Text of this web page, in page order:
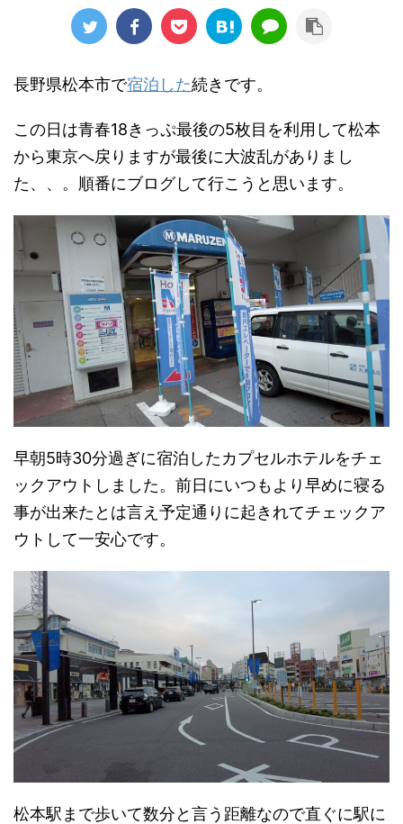
長野県松本市で宿泊した続きです。
この日は青春18きっぷ最後の5枚目を利用して松本
から東京へ戻りますが最後に大波乱がありまし
た、、。順番にブログして行こうと思います。
早朝5時30分過ぎに宿泊したカプセルホテルをチェ
ックアウトしました。前日にいつもより早めに寝る
事が出来たとは言え予定通りに起きれてチェックア
ウトして一安心です。
松本駅まで歩いて数分と言う距離なので直ぐに駅に